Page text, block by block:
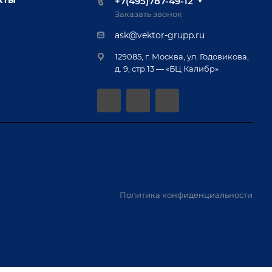
Заказать звонок
ask@vektor-grupp.ru
129085, г. Москва, ул. Годовикова,
д. 9, стр.13 — «БЦ Калибр»
Политика конфиденциальности